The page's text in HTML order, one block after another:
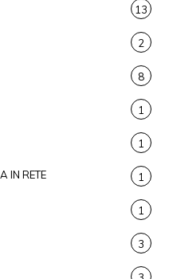
13
2
8
1
1
IN RETE 1
1
3